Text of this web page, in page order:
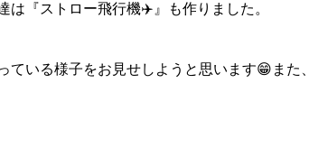
は『ストロー飛行機✈️』も作りました。
ている様子をお見せしようと思います😁また